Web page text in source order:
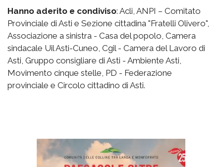
Hanno aderito e condiviso: Acli, ANPI – Comitato
Provinciale di Asti e Sezione cittadina "Fratelli Olivero",
Associazione a sinistra - Casa del popolo, Camera
sindacale Uil Asti-Cuneo, Cgil - Camera del Lavoro di
Asti, Gruppo consigliare di Asti - Ambiente Asti,
Movimento cinque stelle, PD - Federazione
provinciale e Circolo cittadino di Asti.